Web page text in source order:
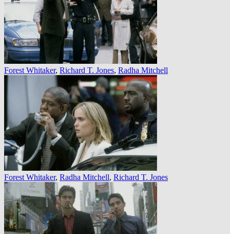
Forest Whitaker, Richard T. Jones, Radha Mitchell
Forest Whitaker, Radha Mitchell, Richard T. Jones